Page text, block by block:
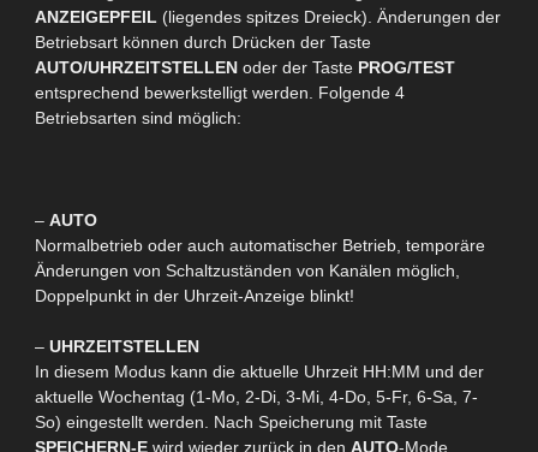
ANZEIGEPFEIL(liegendes spitzes Dreieck). Änderungen der
Betriebsart können durch Drücken der Taste
AUTO/UHRZEITSTELLENoder der Taste PROG/TEST
entsprechend bewerkstelligt werden. Folgende 4
Betriebsarten sind möglich:
– AUTO
Normalbetrieb oder auch automatischer Betrieb, temporäre
Änderungen von Schaltzuständen von Kanälen möglich,
Doppelpunkt in der Uhrzeit-Anzeige blinkt!
– UHRZEITSTELLEN
In diesem Modus kann die aktuelle Uhrzeit HH:MM und der
aktuelle Wochentag (1-Mo, 2-Di, 3-Mi, 4-Do, 5-Fr, 6-Sa, 7-
So) eingestellt werden. Nach Speicherung mit Taste
SPEICHERN-Ewird wieder zurück in den AUTO-Mode